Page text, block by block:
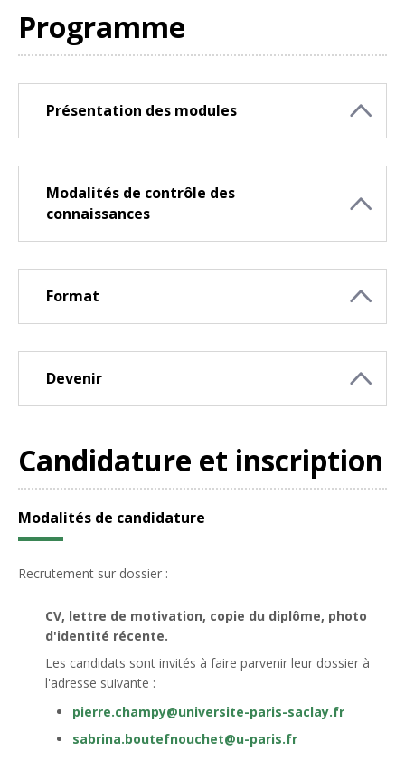
Programme
Présentation des modules
Modalités de contrôle des
connaissances
Format
Devenir
Candidature et inscription
Modalités de candidature
Recrutement sur dossier :
CV, lettre de motivation, copie du diplôme, photo
d'identité récente.
Les candidats sont invités à faire parvenir leur dossier à
l'adresse suivante :
pierre.champy@universite-paris-saclay.fr
sabrina.boutefnouchet@u-paris.fr